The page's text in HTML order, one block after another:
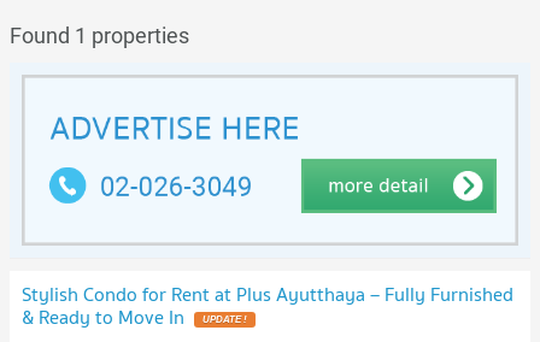
Found 1 properties
Stylish Condo for Rent at Plus Ayutthaya – Fully Furnished
& Ready to Move In